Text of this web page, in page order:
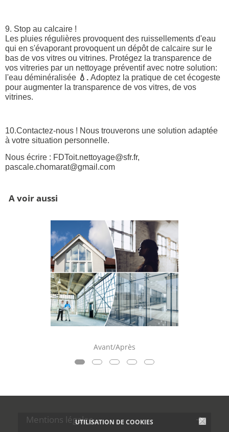
UTILISATION DE COOKIES
9. Stop au calcaire !
Les pluies régulières provoquent des ruissellements d'eau
qui en s'évaporant provoquent un dépôt de calcaire sur le
bas de vos vitres ou vitrines. Protégez la transparence de
vos vitreries par un nettoyage préventif avec notre solution:
l'eau déminéralisée 💧. Adoptez la pratique de cet écogeste
pour augmenter la transparence de vos vitres, de vos
vitrines.
10.Contactez-nous ! Nous trouverons une solution adaptée
à votre situation personnelle.
Nous écrire : FDToit.nettoyage@sfr.fr,
pascale.chomarat@gmail.com
A voir aussi
Avant/Après
Mentions légales